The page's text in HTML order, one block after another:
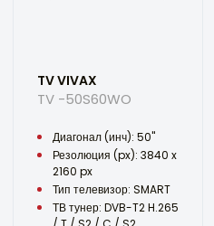
TV VIVAX
TV -50S60WO
Диагонал (инч): 50"
Резолюция (px): 3840 x
2160 px
Тип телевизор: SMART
ТВ тунер: DVB-T2 H.265